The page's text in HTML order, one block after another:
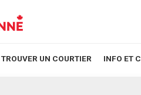
TROUVER UN COURTIER INFO ET